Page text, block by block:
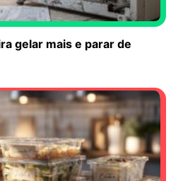
gelar mais e parar de